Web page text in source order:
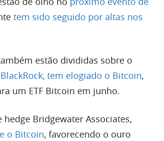
tem sido seguido por altas nos
estão divididas sobre o
BlackRock, tem elogiado o Bitcoin,
um ETF Bitcoin em junho.
Bridgewater Associates,
o Bitcoin, favorecendo o ouro